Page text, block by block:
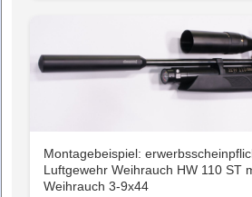
Montagebeispiel:
Luftgewehr Weihrauch HW 110 ST
Weihrauch 3-9x44